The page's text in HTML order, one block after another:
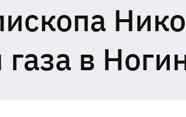
в связи
взрывом газа в
в